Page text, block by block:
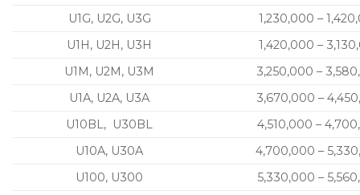
U1G, U2G, U3G
1,230,000 –
U1H, U2H, U3H
1,420,000 –
U1M, U2M, U3M
3,250,000 –
U1A, U2A, U3A
3,670,000 –
U10BL, U30BL
4,510,000 –
U10A, U30A
4,700,000 –
U100, U300
5,330,000 –